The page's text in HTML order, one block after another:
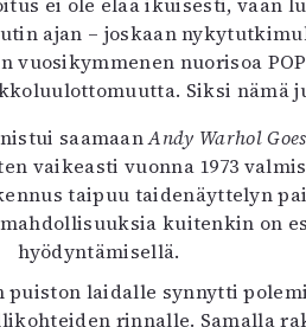
ajan – joskaan
nuorisoa
Siksi nämä
saamaanAndy Warhol
vaikeasti vuonna 1973
taipuu taidenäyttelyn
kuitenkin on
hyödyntämisellä.
laidalle synnytti
rinnalle. Samalla